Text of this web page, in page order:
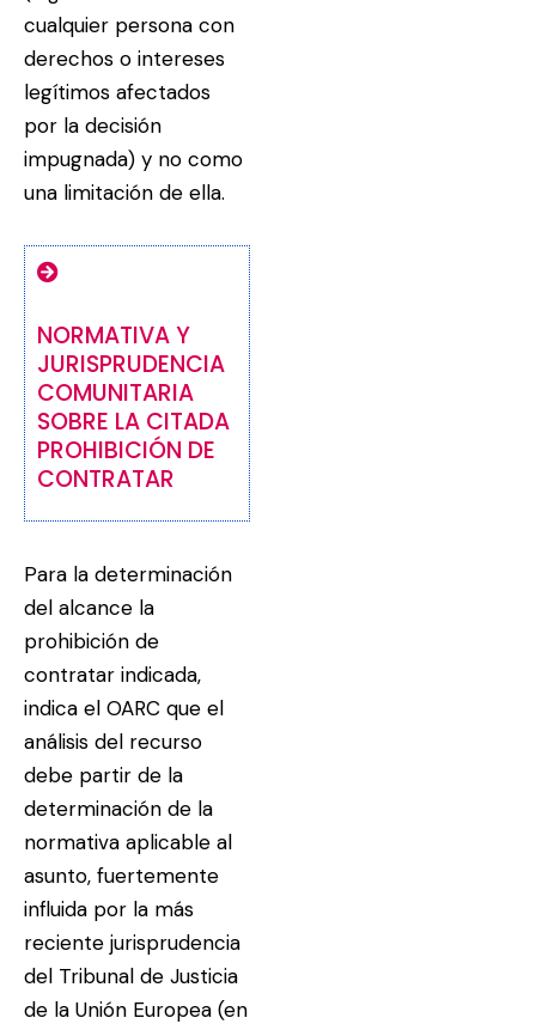
cualquier persona con
derechos o intereses
legítimos afectados
por la decisión
impugnada) y no como
una limitación de ella.
NORMATIVA Y
JURISPRUDENCIA
COMUNITARIA
SOBRE LA CITADA
PROHIBICIÓN DE
CONTRATAR
Para la determinación
del alcance la
prohibición de
contratar indicada,
indica el OARC que el
análisis del recurso
debe partir de la
determinación de la
normativa aplicable al
asunto, fuertemente
influida por la más
reciente jurisprudencia
del Tribunal de Justicia
de la Unión Europea (en